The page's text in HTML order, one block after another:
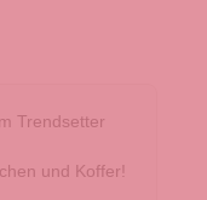
Trendsetter
und Koffer!